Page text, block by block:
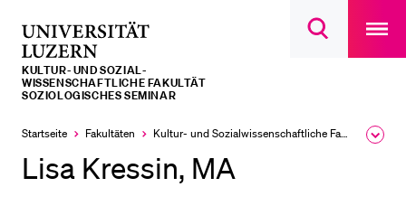
Suchdialog
main
KULTUR- UND SOZIAL­­­
WISSENSCHAFTLICHE FAKULTÄT
SOZIOLOGISCHES SEMINAR
Startseite Fakultäten Kultur- und Sozial­­wissenschaftliche Fakultät
Lisa Kressin, MA
LETZTE SUCHEN
Sie haben noch keine Suche getätigt.
Schulklassen und Lehrpersonen